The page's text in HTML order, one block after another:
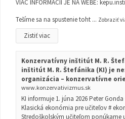
VIAC INFORMÁCIÍ JE NA WEBE:
Tešíme sa na spustenie toht ... Zobraziť
Zistiť viac
Konzervatívny inštitút M. R.
inštitút M. R. Štefánika (KI) je
organizácia – konzervatívne
www.konzervativizmus.sk
KI informuje 1. júna 2026 Peter
Klasická ekonómia pre učiteľov #
Stredoškolským učiteľom ponúkame